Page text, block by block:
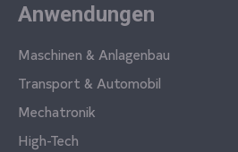
Anwendungen
Maschinen & Anlagenbau
Transport & Automobil
Mechatronik
High-Tech